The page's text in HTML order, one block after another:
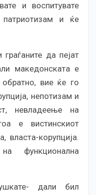
и воспитувате
и ќе
да пејат
македонската е
вие ќе го
непотизам и
невладеење на
е вистинскиот
власта-корупција.
функционална
дали бил